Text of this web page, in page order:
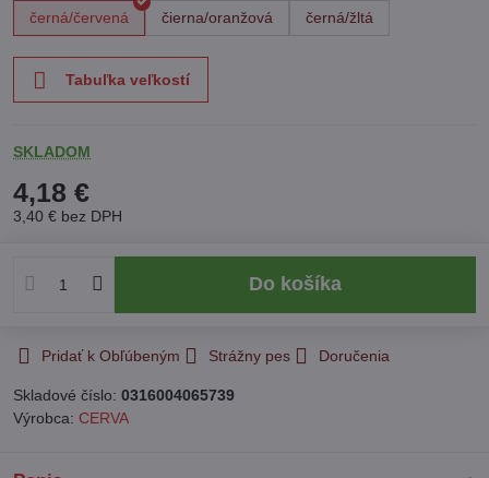
černá/červená
čierna/oranžová černá/žltá
Tabuľka veľkostí
SKLADOM
4,18 €
3,40 € bez DPH
Do košíka
Pridať k Obľúbeným Strážny pes Doručenia
Skladové číslo: 0316004065739
Výrobca: CERVA